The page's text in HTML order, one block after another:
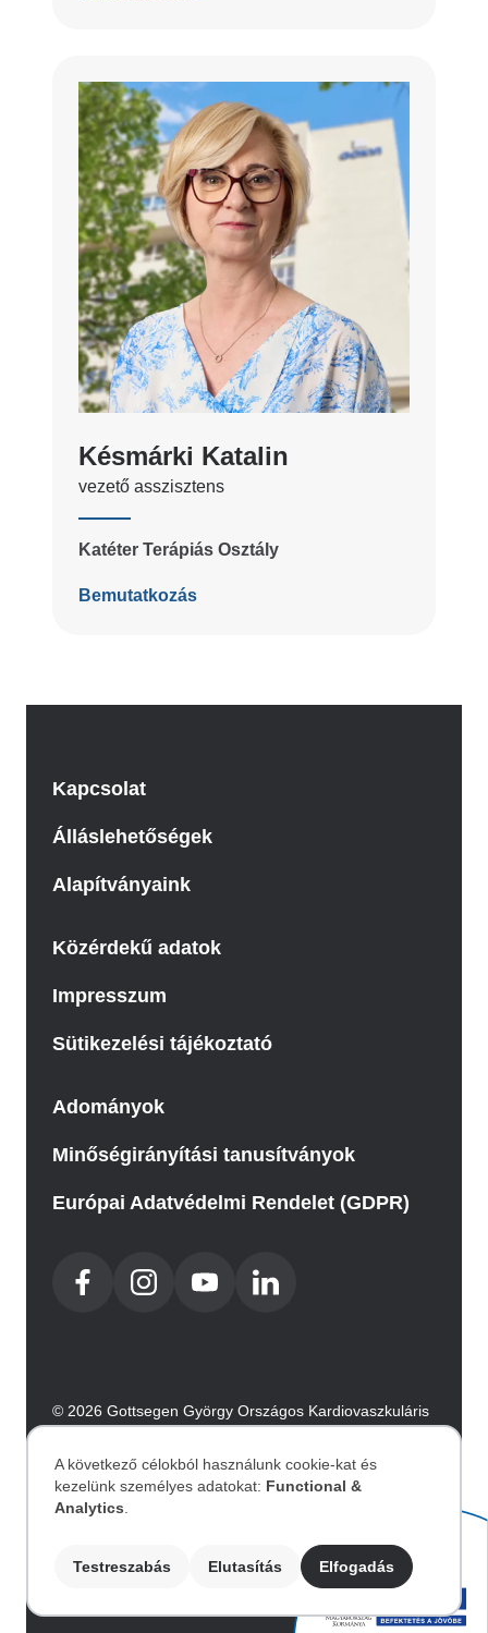
Késmárki Katalin
vezető asszisztens
Katéter Terápiás Osztály
Bemutatkozás
Kapcsolat
Álláslehetőségek
Alapítványaink
Közérdekű adatok
Impresszum
Sütikezelési tájékoztató
Adományok
Minőségirányítási tanusítványok
Európai Adatvédelmi Rendelet (GDPR)
© 2026 Gottsegen György Országos Kardiovaszkuláris
Intézet. Minden jog fenntartva.
Image
Személyes
adatok
A következő célokból használunk cookie-kat és
kezelünk személyes adatokat: Functional &
Analytics
Testreszabás Elutasítás Elfogadás